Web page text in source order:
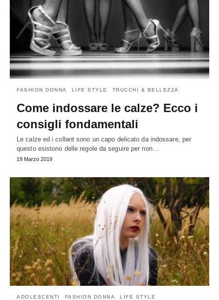
FASHION DONNA LIFE STYLE TRUCCHI & BELLEZZA
Come indossare le calze? Ecco i
consigli fondamentali
Le calze ed i collant sono un capo delicato da indossare, per
questo esistono delle regole da seguire per non…
19 Marzo 2019
ADOLESCENTI FASHION DONNA LIFE STYLE